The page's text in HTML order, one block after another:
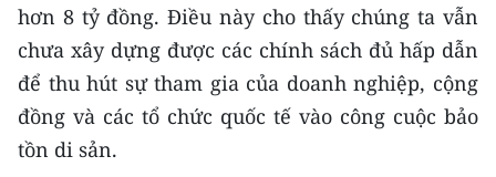
NHÂN DÂN HẰNG THÁNG
MUA BÁO
ĐỌC BÁO IN
hơn 8 tỷ đồng. Điều này cho thấy chúng ta vẫn
chưa xây dựng được các chính sách đủ hấp dẫn
để thu hút sự tham gia của doanh nghiệp, cộng
đồng và các tổ chức quốc tế vào công cuộc bảo
tồn di sản.